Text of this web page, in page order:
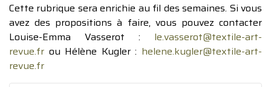
Cette rubrique sera enrichie au fil des semaines. Si vous
avez des propositions à faire, vous pouvez contacter
Louise-Emma Vasserot : le.vasserot@textile-art-
revue.fr ou Hélène Kugler : helene.kugler@textile-art-
revue.fr